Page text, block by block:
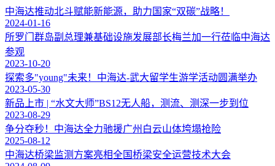
中海达推动北斗赋能新能源，助力国家“双碳”战略！
2024-01-16
所罗门群岛副总理兼基础设施发展部长梅兰加一行莅临中海达
参观
2023-10-20
探索多"young"未来！中海达-武大留学生游学活动圆满举办
2023-05-30
新品上市 | “水文大师”BS12无人船，测流、测深一步到位
2023-08-29
争分夺秒！中海达全力驰援广州白云山体垮塌抢险
2025-08-12
中海达桥梁监测方案亮相全国桥梁安全运营技术大会